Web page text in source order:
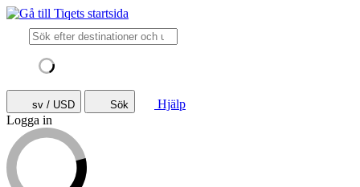
sv / USD Sök
Hjälp
Logga in